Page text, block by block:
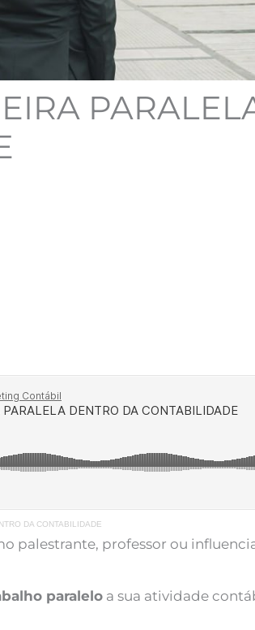
DA CONTABILIDADE
palestrante, professor ou
paraleloa sua atividade